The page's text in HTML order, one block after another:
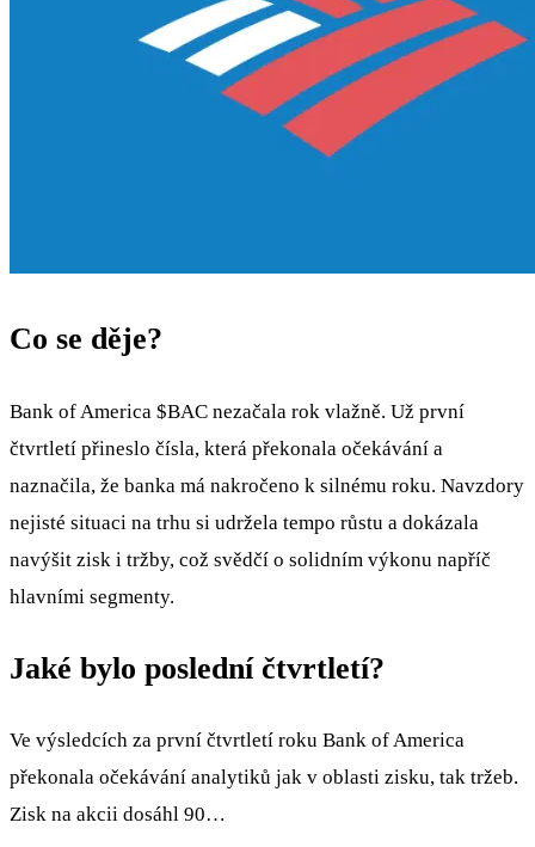
Co se děje?
Bank of America $BAC nezačala rok vlažně. Už první
čtvrtletí přineslo čísla, která překonala očekávání a
naznačila, že banka má nakročeno k silnému roku. Navzdory
nejisté situaci na trhu si udržela tempo růstu a dokázala
navýšit zisk i tržby, což svědčí o solidním výkonu napříč
hlavními segmenty.
Jaké bylo poslední čtvrtletí?
Ve výsledcích za první čtvrtletí roku Bank of America
překonala očekávání analytiků jak v oblasti zisku, tak tržeb.
Zisk na akcii dosáhl 90…